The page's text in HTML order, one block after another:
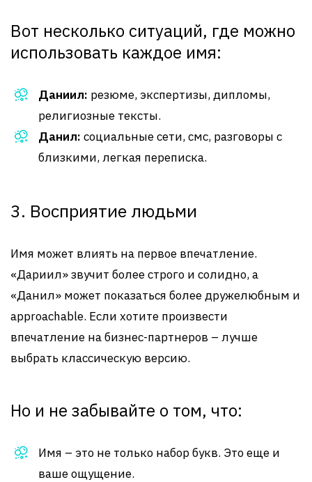
Вот несколько ситуаций, где можно
использовать каждое имя:
Даниил: резюме, экспертизы, дипломы,
религиозные тексты.
Данил: социальные сети, смс, разговоры с
близкими, легкая переписка.
3. Восприятие людьми
Имя может влиять на первое впечатление.
«Дариил» звучит более строго и солидно, а
«Данил» может показаться более дружелюбным и
approachable. Если хотите произвести
впечатление на бизнес-партнеров – лучше
выбрать классическую версию.
Но и не забывайте о том, что:
Имя – это не только набор букв. Это еще и
ваше ощущение.